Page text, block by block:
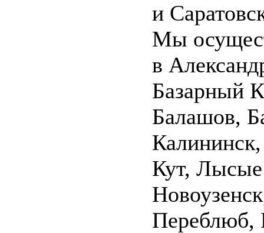
и
Мы
в
Базарный
Балашов,
Кут,
Переблюб,